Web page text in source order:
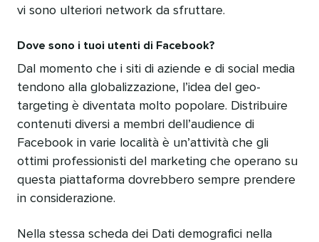
vi sono ulteriori network da sfruttare.
Dove sono i tuoi utenti di Facebook?
Dal momento che i siti di aziende e di social media
tendono alla globalizzazione, l’idea del geo-
targeting è diventata molto popolare. Distribuire
contenuti diversi a membri dell’audience di
Facebook in varie località è un’attività che gli
ottimi professionisti del marketing che operano su
questa piattaforma dovrebbero sempre prendere
in considerazione.
Nella stessa scheda dei Dati demografici nella